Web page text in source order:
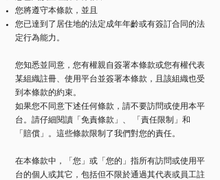
您將遵守本條款，並且
您已達到了居住地的法定成年年齡或有簽訂合同的法
定行為能力。
您知悉並同意，您有權親自簽署本條款或您有權代表
某組織註冊、使用平台並簽署本條款，且該組織也受
到本條款的約束。
如果您不同意下述任何條款，請不要訪問或使用本平
台。請仔細閱讀「免責條款」、 「責任限制」和
「賠償」。這些條款限制了我們對您的責任。
在本條款中，「您」或「您的」指所有訪問或使用平
台的個人或其它，包括但不限於通過其代表或員工註